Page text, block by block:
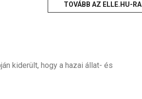
TOVÁBB AZ ELLE.HU-RA
kiderült, hogy a hazai állat- és